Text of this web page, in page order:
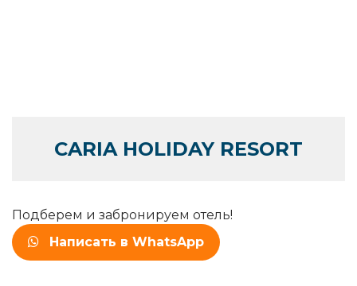
CARIA HOLIDAY RESORT
Подберем и забронируем отель!
Написать в WhatsApp